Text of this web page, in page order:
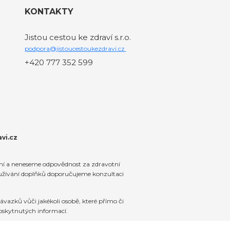
KONTAKTY
Jistou cestou ke zdraví s.r.o.
podpora@jistoucestoukezdravi.cz
+420 777 352 599
a neneseme odpovědnost za zdravotní
doplňků doporučujeme konzultaci
vůči jakékoli osobě, které přímo či
informací.